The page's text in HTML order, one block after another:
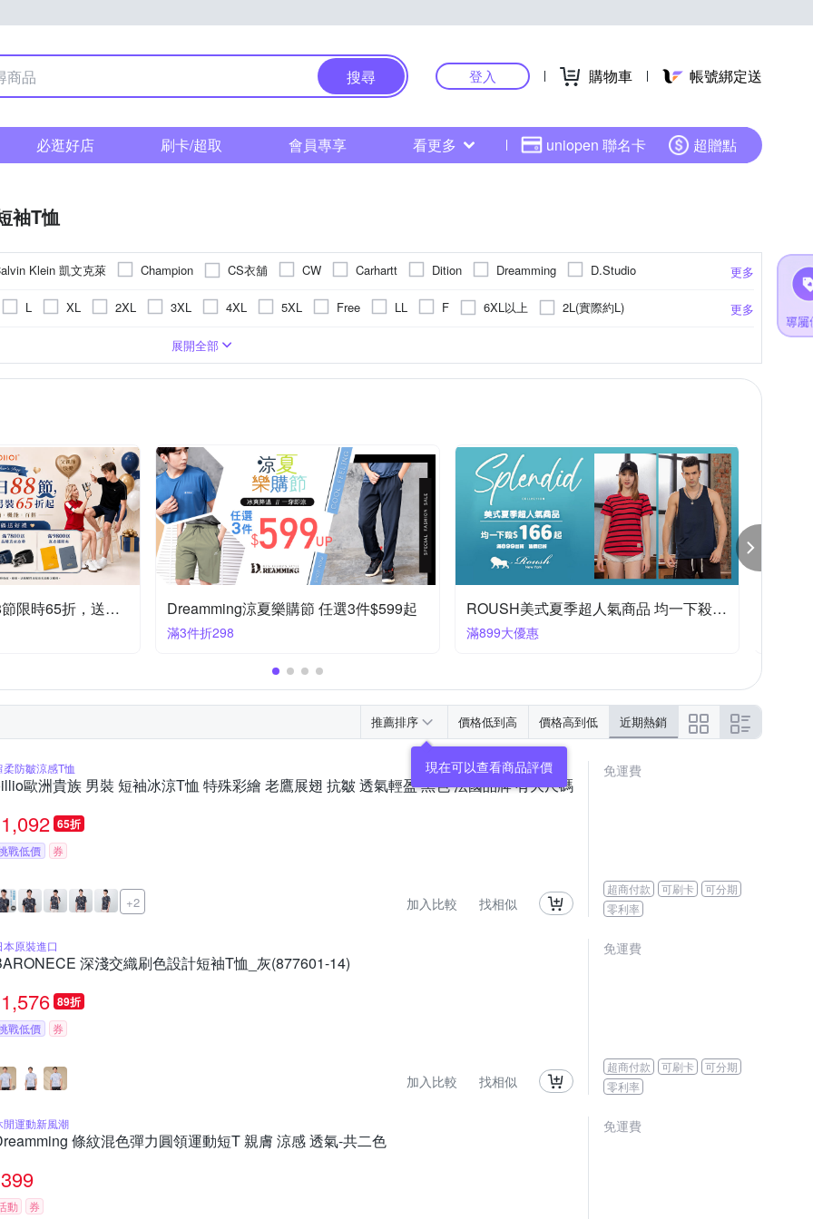
搜尋 登入 購物車 帳號綁定送
必逛好店 刷卡/超取 會員專享 看更多 uniopen 聯名卡 超贈點
袖T恤
更多
Klein 凱文克萊 Champion CS衣舖 CW Carhartt Dition Dreamming
D.Studio
Heart:W 新職人
Heha Minidesign ModaCore 摩達客 moz 瑞典 Mini 嚴選
NoMorre
品牌
更多
L XL 2XL 3XL 4XL 5XL Free LL F 6XL以上
2L(實際約L)
格紋
背心(無袖T恤)
一般版型
展開全部
搭！2件$799 皮爾卡登 限時快閃兩件$2500
任選2件2500
【HeHa】年中下殺優惠15 OFF
滿1件享85折
推薦排序 價格低到高 價格高到低 近期熱銷
柔防皺涼感T恤
歐洲貴族 男裝 短袖冰涼T恤 特殊彩繪 老鷹展翅 抗皺 透氣輕盈 黑色 法國品牌 有大尺碼
1,092 65折
戰低價 券
+2 加入比較 找相似
免運費
超商付款 可刷卡
可分期
零利率
本原裝進口
深淺交織刷色設計短袖T恤_灰(877601-14)
1,576 89折
戰低價 券
加入比較 找相似
免運費
超商付款 可刷卡
可分期
零利率
閒運動新風潮
條紋混色彈力圓領運動短T 親膚 涼感 透氣-共二色
399
動 券
免運費